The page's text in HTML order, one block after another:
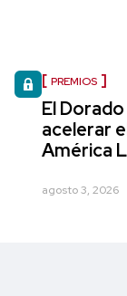
PREMIOS
El
acelerar
América
agosto 3, 2026